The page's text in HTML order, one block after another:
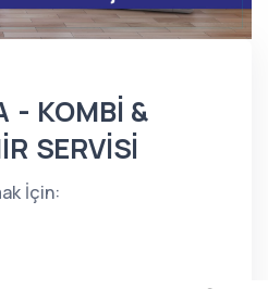
- KOMBİ &
SERVİSİ
İçin: